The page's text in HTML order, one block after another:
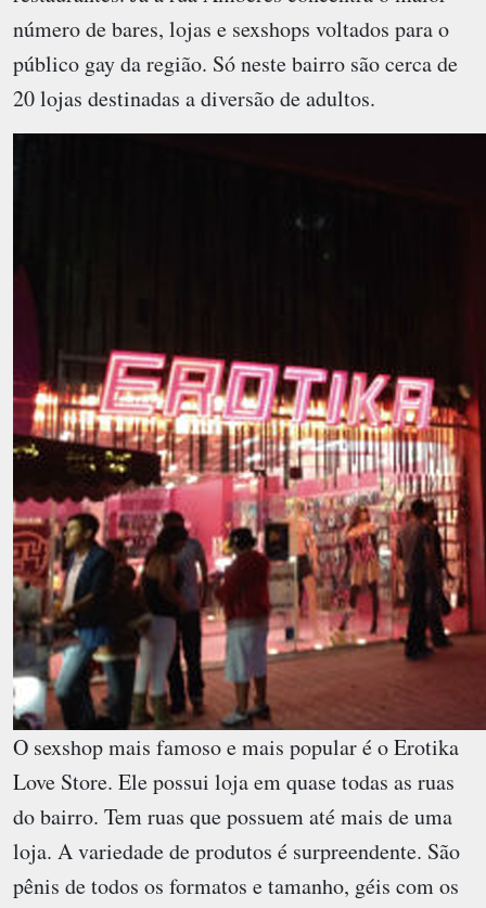
número de bares, lojas e sexshops voltados para o
público gay da região. Só neste bairro são cerca de
20 lojas destinadas a diversão de adultos.
O sexshop mais famoso e mais popular é o Erotika
Love Store. Ele possui loja em quase todas as ruas
do bairro. Tem ruas que possuem até mais de uma
loja. A variedade de produtos é surpreendente. São
pênis de todos os formatos e tamanho, géis com os